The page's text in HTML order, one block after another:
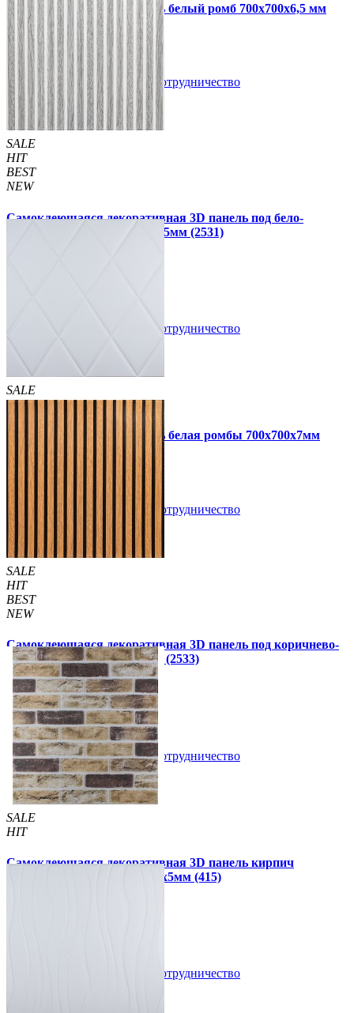
Самоклеющаяся 3D панель белый ромб 700x700x6,5 мм
109 грн /шт 210 грн /шт
Купить В закладки Сотрудничество
SALE
HIT
BEST
NEW
Самоклеющаяся декоративная 3D панель под бело-
серебряную рейку 680x670x5мм (2531)
Сотрудничество
SALE
HIT
Самоклеющаяся 3D панель белая ромбы 700x700x7мм
109 грн /шт 160 грн
Купить В закладки Сотрудничество
SALE
HIT
BEST
NEW
Самоклеющаяся декоративная 3D панель под коричнево-
черную рейку 680x670x5мм (2533)
160 грн/шт 199 грн/шт
Купить В закладки Сотрудничество
SALE
HIT
Самоклеющаяся декоративная 3D панель кирпич
песочный клинкер 700x700x5мм (415)
Сотрудничество